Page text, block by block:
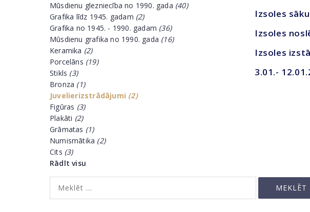
Mūsdienu glezniecība no 1990. gada (40)
Grafika līdz 1945. gadam (2)
Grafika no 1945. - 1990. gadam (36)
Mūsdienu grafika no 1990. gada (16)
Keramika (2)
Porcelāns (19)
Stikls (3)
Bronza (1)
Juvelierizstrādājumi (2)
Figūras (3)
Plakāti (2)
Grāmatas (1)
Numismātika (2)
Cits (3)
Rādīt visu
Izsoles
Izsoles
Izsoles
3.01.-